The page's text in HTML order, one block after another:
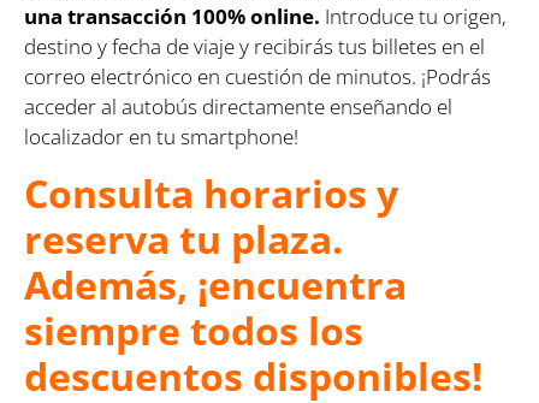
una transacción 100% online. Introduce tu origen,
destino y fecha de viaje y recibirás tus billetes en el
correo electrónico en cuestión de minutos. ¡Podrás
acceder al autobús directamente enseñando el
localizador en tu smartphone!
Consulta horarios y
reserva tu plaza.
Además, ¡encuentra
siempre todos los
descuentos disponibles!